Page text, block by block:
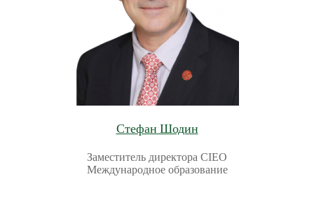
Стефан Шодин
Заместитель директора CIEO
Международное образование